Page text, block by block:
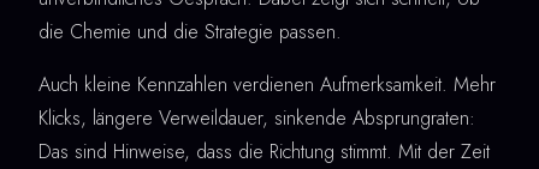
die Chemie und die Strategie passen.
Auch kleine Kennzahlen verdienen Aufmerksamkeit. Mehr
Klicks, längere Verweildauer, sinkende Absprungraten:
Das sind Hinweise, dass die Richtung stimmt. Mit der Zeit